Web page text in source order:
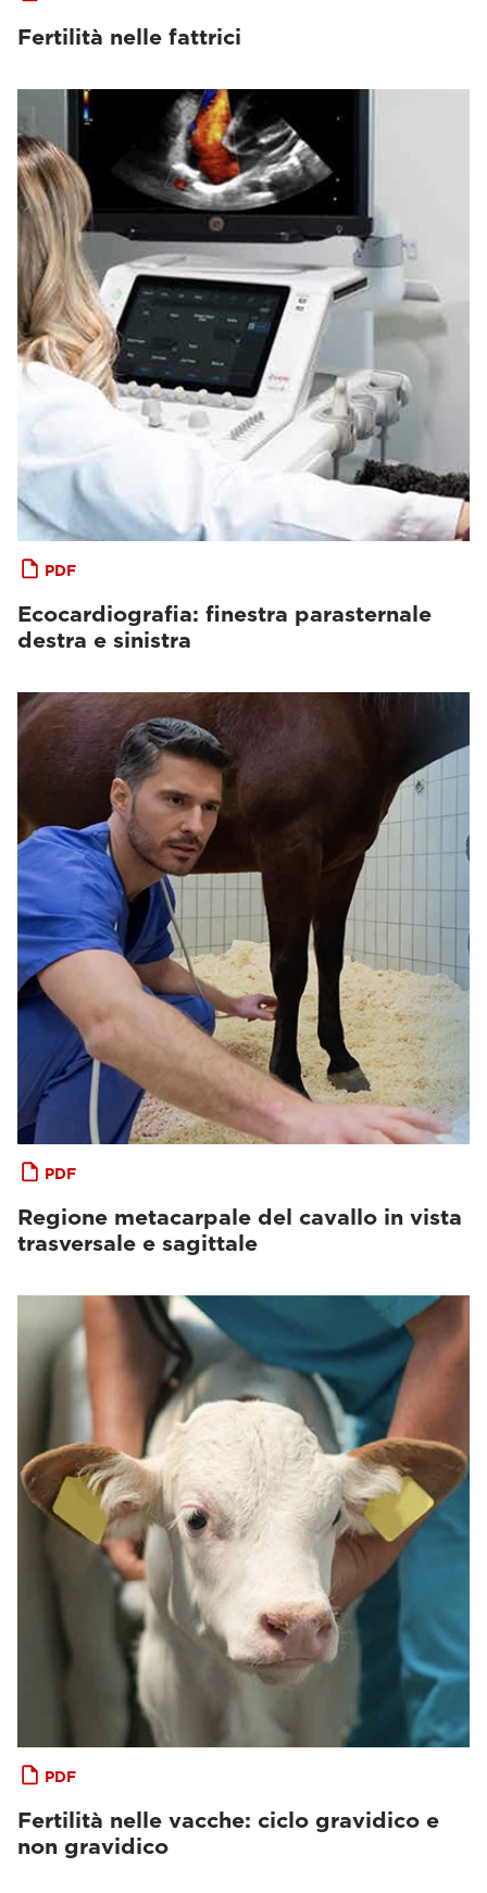
Fertilità nelle fattrici
PDF
Ecocardiografia: finestra parasternale
destra e sinistra
PDF
Regione metacarpale del cavallo in vista
trasversale e sagittale
PDF
Fertilità nelle vacche: ciclo gravidico e
non gravidico